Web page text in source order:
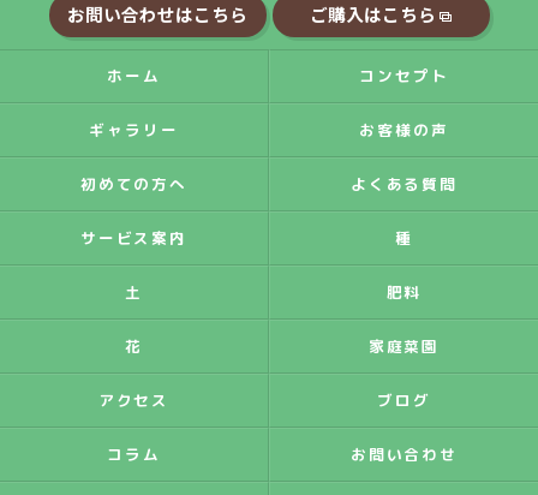
お問い合わせはこちら ご購入はこちら
ホーム コンセプト
ギャラリー お客様の声
初めての方へ よくある質問
サービス案内 種
土 肥料
花 家庭菜園
アクセス ブログ
コラム お問い合わせ